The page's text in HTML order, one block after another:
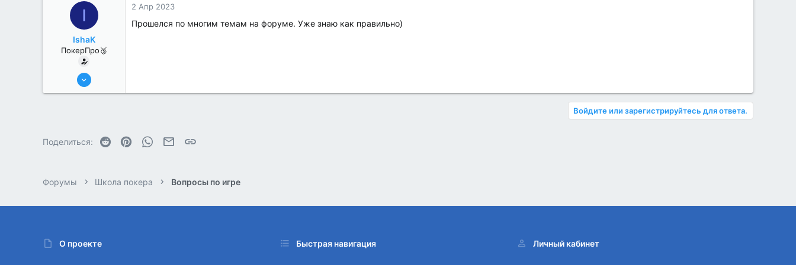
I
IshaK
ПокерПро🥉
25 Июл 2022
2 Апр 2023
Прошелся по многим темам на форуме. Уже знаю как правильно)
Войдите или зарегистрируйтесь для ответа.
Поделиться: Reddit PinterestWhatsAppЭлектронная почта
Форумы Школа покера Вопросы по игре
О проекте Быстрая навигация Личный кабинет